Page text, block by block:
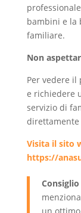
bambini e la
familiare.
Non
Per vedere il
e richiedere
servizio di
direttamente
Visita il sito
https://